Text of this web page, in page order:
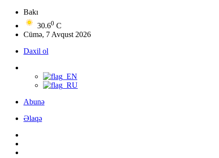
Bakı
30.60 C
Cümə, 7 Avqust 2026
Daxil ol
Abunə
Əlaqə